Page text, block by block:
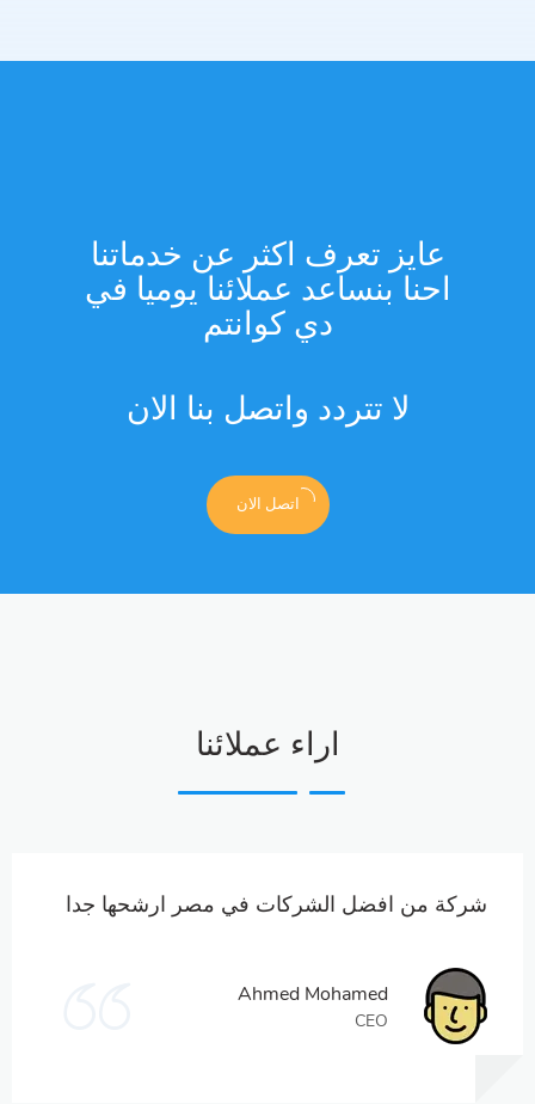
عايز تعرف اكثر عن خدماتنا
احنا بنساعد عملائنا يوميا في
دي كوانتم
لا تتردد واتصل بنا الان
اتصل الان
اراء عملائنا
شركة من افضل الشركات في مصر ارشحها جدا
Ahmed Mohamed
CEO